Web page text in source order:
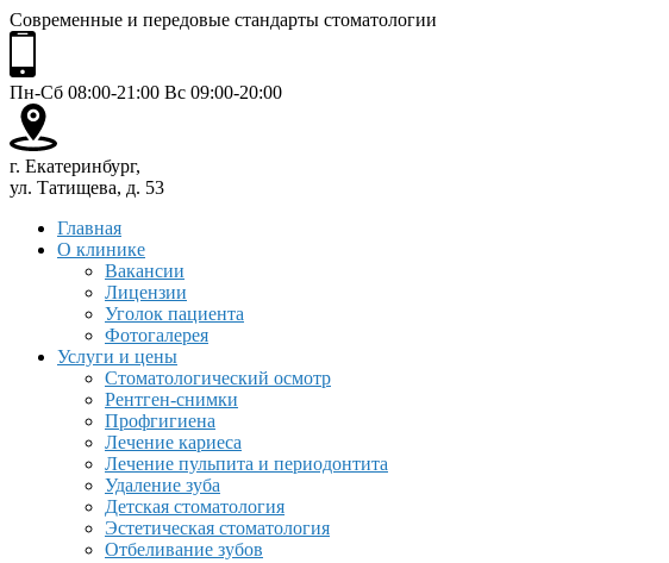
Современные и передовые стандарты стоматологии
Пн-Сб 08:00-21:00 Вс 09:00-20:00
г. Екатеринбург,
ул. Татищева, д. 53
Главная
О клинике
Вакансии
Лицензии
Уголок пациента
Фотогалерея
Услуги и цены
Стоматологический осмотр
Рентген-снимки
Профгигиена
Лечение кариеса
Лечение пульпита и периодонтита
Удаление зуба
Детская стоматология
Эстетическая стоматология
Отбеливание зубов